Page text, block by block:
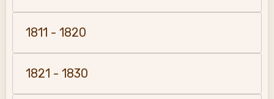
1811 - 1820
1821 - 1830